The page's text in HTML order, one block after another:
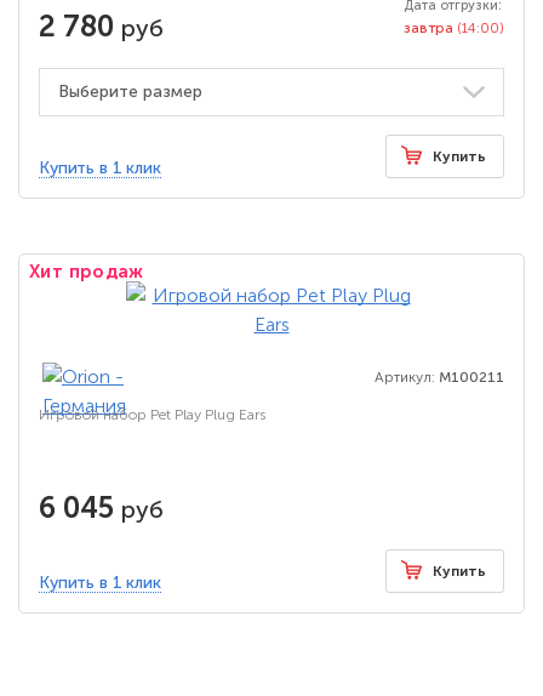
2 780 руб
Дата отгрузки:
завтра (14:00)
Купить в 1 клик
Купить
Хит продаж
Артикул: M100211
Игровой набор Pet Play Plug Ears
6 045 руб
Купить в 1 клик
Купить